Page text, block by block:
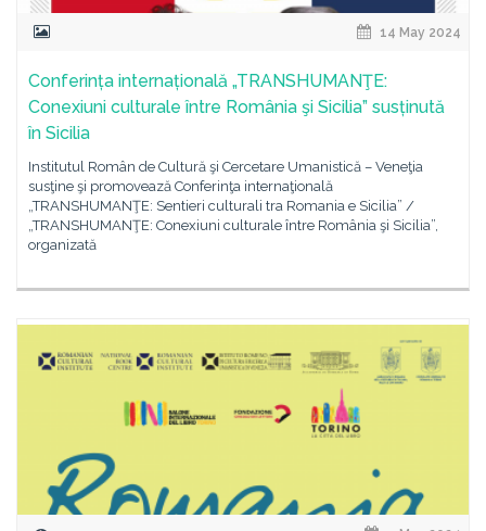
14 May 2024
Conferința internațională „TRANSHUMANŢE:
Conexiuni culturale între România şi Sicilia” susținută
în Sicilia
Institutul Român de Cultură şi Cercetare Umanistică – Veneţia
susţine şi promovează Conferinţa internaţională
„TRANSHUMANŢE: Sentieri culturali tra Romania e Sicilia” /
„TRANSHUMANŢE: Conexiuni culturale între România şi Sicilia”,
organizată